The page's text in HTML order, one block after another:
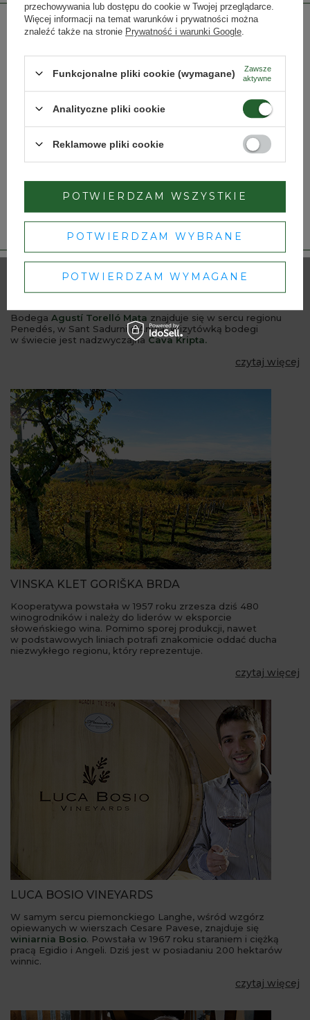
Wina powstające w tej bodedze są wynikiem powołania
Ijalbów do tworzenia trunków z własną osobowością.
A ponieważ wizje ojca i syna nie zawsze podążają tym samym
torem, naturalną koleją rzeczy wina, które są ich dziełem,
czytaj więcej
AGUSTÍ TORELLÓ MATA
Bodega Agustí Torelló Mata znajduje się w sercu regionu
Penedés, w Sant Sadurni d’Anoia. Wizytówką bodegi
w świecie jest nadzwyczajna Cava Kripta.
czytaj więcej
VINSKA KLET GORIŠKA BRDA
Kooperatywa powstała w 1957 roku zrzesza dziś 480
winogrodników i należy do liderów w eksporcie
słoweńskiego wina. Pomimo sporej produkcji, nawet
w podstawowych liniach potrafi znakomicie oddać ducha
niezwykłego regionu, który reprezentuje.
czytaj więcej
LUCA BOSIO VINEYARDS
W samym sercu piemonckiego Langhe, wśród wzgórz
opiewanych w wierszach Cesare Pavese, znajduje się
winiarnia Bosio. Powstała w 1967 roku staraniem i ciężką
pracą Egidio i Angeli. Dziś jest w posiadaniu 200 hektarów
winnic.
czytaj więcej
Strona przeznaczona dla osób pełnoletnich.
Czy masz ukończone 18 lat?
TAK NIE
Dbamy o Twoją prywatność
przechowywania lub dostępu do cookie w Twojej przeglądarce.
Więcej informacji na temat warunków i prywatności można
znaleźć także na stronie Prywatność i warunki Google
Funkcjonalne pliki cookie (wymagane)
Zawsze
aktywne
Analityczne pliki cookie
Reklamowe pliki cookie
POTWIERDZAM WYBRANE
POTWIERDZAM WYMAGANE
POTWIERDZAM WSZYSTKIE